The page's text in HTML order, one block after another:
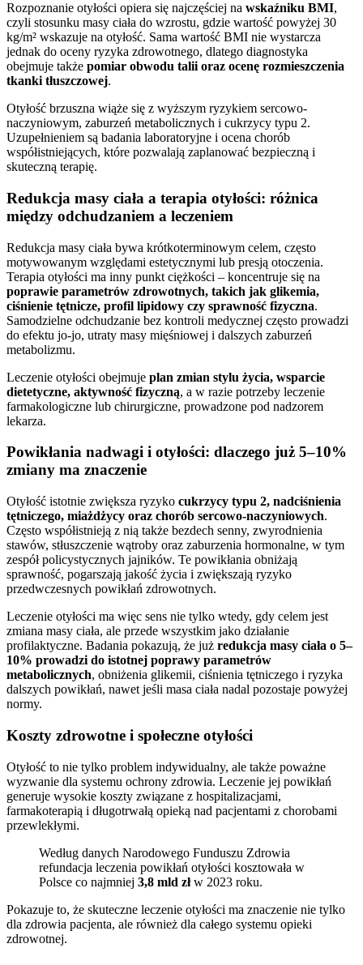
Rozpoznanie otyłości opiera się najczęściej na wskaźniku BMI,
czyli stosunku masy ciała do wzrostu, gdzie wartość powyżej 30
kg/m² wskazuje na otyłość. Sama wartość BMI nie wystarcza
jednak do oceny ryzyka zdrowotnego, dlatego diagnostyka
obejmuje także pomiar obwodu talii oraz ocenę rozmieszczenia
tkanki tłuszczowej.
Otyłość brzuszna wiąże się z wyższym ryzykiem sercowo-
naczyniowym, zaburzeń metabolicznych i cukrzycy typu 2.
Uzupełnieniem są badania laboratoryjne i ocena chorób
współistniejących, które pozwalają zaplanować bezpieczną i
skuteczną terapię.
Redukcja masy ciała a terapia otyłości: różnica
między odchudzaniem a leczeniem
Redukcja masy ciała bywa krótkoterminowym celem, często
motywowanym względami estetycznymi lub presją otoczenia.
Terapia otyłości ma inny punkt ciężkości – koncentruje się na
poprawie parametrów zdrowotnych, takich jak glikemia,
ciśnienie tętnicze, profil lipidowy czy sprawność fizyczna.
Samodzielne odchudzanie bez kontroli medycznej często prowadzi
do efektu jo-jo, utraty masy mięśniowej i dalszych zaburzeń
metabolizmu.
Leczenie otyłości obejmuje plan zmian stylu życia, wsparcie
dietetyczne, aktywność fizyczną, a w razie potrzeby leczenie
farmakologiczne lub chirurgiczne, prowadzone pod nadzorem
lekarza.
Powikłania nadwagi i otyłości: dlaczego już 5–10%
zmiany ma znaczenie
Otyłość istotnie zwiększa ryzyko cukrzycy typu 2, nadciśnienia
tętniczego, miażdżycy oraz chorób sercowo-naczyniowych.
Często współistnieją z nią także bezdech senny, zwyrodnienia
stawów, stłuszczenie wątroby oraz zaburzenia hormonalne, w tym
zespół policystycznych jajników. Te powikłania obniżają
sprawność, pogarszają jakość życia i zwiększają ryzyko
przedwczesnych powikłań zdrowotnych.
Leczenie otyłości ma więc sens nie tylko wtedy, gdy celem jest
zmiana masy ciała, ale przede wszystkim jako działanie
profilaktyczne. Badania pokazują, że już redukcja masy ciała o 5–
10% prowadzi do istotnej poprawy parametrów
metabolicznych, obniżenia glikemii, ciśnienia tętniczego i ryzyka
dalszych powikłań, nawet jeśli masa ciała nadal pozostaje powyżej
normy.
Koszty zdrowotne i społeczne otyłości
Otyłość to nie tylko problem indywidualny, ale także poważne
wyzwanie dla systemu ochrony zdrowia. Leczenie jej powikłań
generuje wysokie koszty związane z hospitalizacjami,
farmakoterapią i długotrwałą opieką nad pacjentami z chorobami
przewlekłymi.
Według danych Narodowego Funduszu Zdrowia
refundacja leczenia powikłań otyłości kosztowała w
Polsce co najmniej 3,8 mld złw 2023 roku.
Pokazuje to, że skuteczne leczenie otyłości ma znaczenie nie tylko
dla zdrowia pacjenta, ale również dla całego systemu opieki
zdrowotnej.